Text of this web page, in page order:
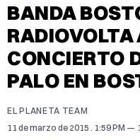
BANDA
RADIOVOLTA
CONCIERTO
PALO EN
EL PLANETA TEAM
11 de marzo de 2015 . 1:59 PM